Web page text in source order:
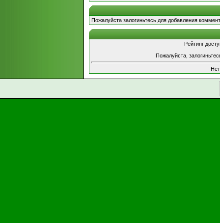
Пожалуйста залогиньтесь для добавления
Рейтинг
Пожалуйста,